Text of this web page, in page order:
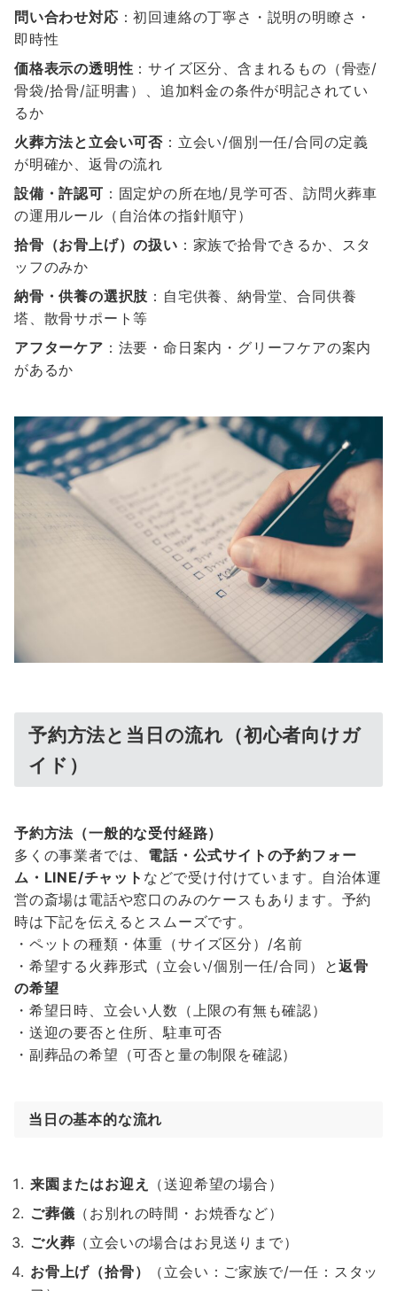
問い合わせ対応 ：初回連絡の丁寧さ・説明の明瞭さ・
即時性
価格表示の透明性 ：サイズ区分、含まれるもの（骨壺/
骨袋/拾骨/証明書）、追加料金の条件が明記されてい
るか
火葬方法と立会い可否 ：立会い/個別一任/合同の定義
が明確か、返骨の流れ
設備・許認可 ：固定炉の所在地/見学可否、訪問火葬車
の運用ルール（自治体の指針順守）
拾骨（お骨上げ）の扱い ：家族で拾骨できるか、スタ
ッフのみか
納骨・供養の選択肢 ：自宅供養、納骨堂、合同供養
塔、散骨サポート等
アフターケア ：法要・命日案内・グリーフケアの案内
があるか
予約方法と当日の流れ（初心者向けガ
イド）
予約方法（一般的な受付経路）
多くの事業者では、 電話・公式サイトの予約フォー
ム・LINE/チャット などで受け付けています。自治体運
営の斎場は電話や窓口のみのケースもあります。予約
時は下記を伝えるとスムーズです。
・ペットの種類・体重（サイズ区分）/名前
・希望する火葬形式（立会い/個別一任/合同）と返骨
の希望
・希望日時、立会い人数（上限の有無も確認）
・送迎の要否と住所、駐車可否
・副葬品の希望（可否と量の制限を確認）
当日の基本的な流れ
来園またはお迎え
（送迎希望の場合）
ご葬儀 （お別れの時間・お焼香など）
ご火葬 （立会いの場合はお見送りまで）
お骨上げ（拾骨）
（立会い：ご家族で/一任：スタッ